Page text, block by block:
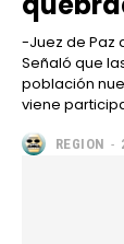
-Juez de Paz
Señaló que
población
viene
REGION -